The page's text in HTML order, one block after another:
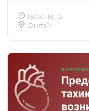
18:00-18:10
Онлайн